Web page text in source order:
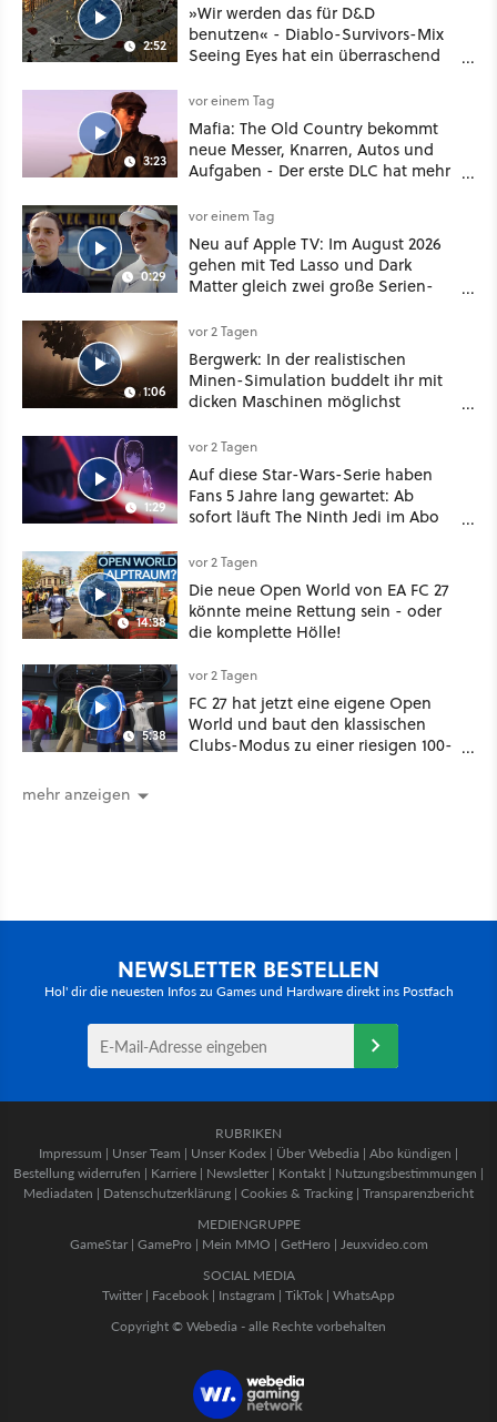
2:52
»Wir werden das für D&D
benutzen« - Diablo-Survivors-Mix
Seeing Eyes hat ein überraschend
3:23
vor einem Tag
Mafia: The Old Country bekommt
neue Messer, Knarren, Autos und
Aufgaben - Der erste DLC hat mehr
0:29
vor einem Tag
Neu auf Apple TV: Im August 2026
gehen mit Ted Lasso und Dark
Matter gleich zwei große Serien-
1:06
vor 2 Tagen
Bergwerk: In der realistischen
Minen-Simulation buddelt ihr mit
dicken Maschinen möglichst
1:29
vor 2 Tagen
Auf diese Star-Wars-Serie haben
Fans 5 Jahre lang gewartet: Ab
sofort läuft The Ninth Jedi im Abo
14:38
vor 2 Tagen
Die neue Open World von EA FC 27
könnte meine Rettung sein - oder
die komplette Hölle!
5:38
vor 2 Tagen
FC 27 hat jetzt eine eigene Open
World und baut den klassischen
Clubs-Modus zu einer riesigen 100-
mehr anzeigen
NEWSLETTER BESTELLEN
Hol' dir die neuesten Infos zu Games und Hardware direkt ins Postfach
RUBRIKEN
Impressum | Unser Team | Unser Kodex | Über Webedia | Abo kündigen |
Bestellung widerrufen | Karriere | Newsletter | Kontakt | Nutzungsbestimmungen |
Mediadaten | Datenschutzerklärung | Cookies & Tracking | Transparenzbericht
MEDIENGRUPPE
GameStar| GamePro | Mein MMO | GetHero | Jeuxvideo.com
SOCIAL MEDIA
Twitter | Facebook | Instagram | TikTok | WhatsApp
Copyright © Webedia - alle Rechte vorbehalten